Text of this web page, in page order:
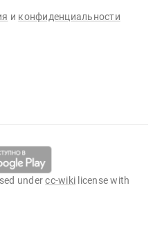
и конфиденциальности
undercc-wiki license with